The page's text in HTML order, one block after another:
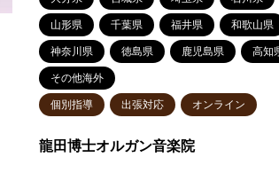
山形県 千葉県 福井県 和歌山県
神奈川県 徳島県 鹿児島県 高知
その他海外
個別指導 出張対応 オンライン
龍田博士オルガン音楽院